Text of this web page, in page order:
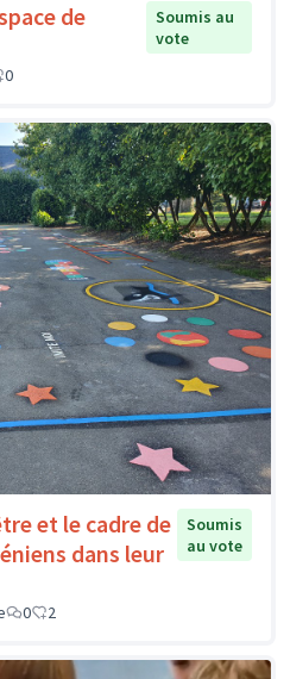
de
Soumis au
vote
0
et le cadre de
dans leur
Soumis
au vote
0 2